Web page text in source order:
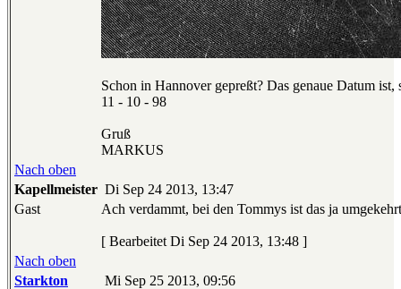
Schon in Hannover gepreßt? Das genaue Datum
11 - 10 - 98
Gruß
MARKUS
Nach oben
Kapellmeister Di Sep 24 2013, 13:47
Gast
Ach verdammt, bei den Tommys ist das ja
[ Bearbeitet Di Sep 24 2013, 13:48 ]
Nach oben
Starkton
Mi Sep 25 2013, 09:56